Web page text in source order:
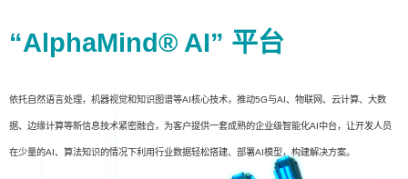
“AlphaMind® AI” 平台
依托自然语言处理，机器视觉和知识图谱等AI核心技术，推动5G与AI、物联网、云计算、大数
据、边缘计算等新信息技术紧密融合，为客户提供一套成熟的企业级智能化AI中台，让开发人员
在少量的AI、算法知识的情况下利用行业数据轻松搭建、部署AI模型，构建解决方案。